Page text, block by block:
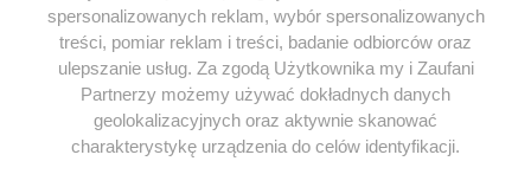
E-MAIL
spersonalizowanych reklam, wybór spersonalizowanych
treści, pomiar reklam i treści, badanie odbiorców oraz
ulepszanie usług. Za zgodą Użytkownika my i Zaufani
Partnerzy możemy używać dokładnych danych
geolokalizacyjnych oraz aktywnie skanować
charakterystykę urządzenia do celów identyfikacji.